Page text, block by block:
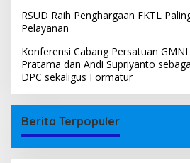
RSUD Raih Penghargaan FKTL
Pelayanan
Konferensi Cabang Persatuan
Pratama dan Andi Supriyanto
DPC sekaligus Formatur
Berita Terpopuler